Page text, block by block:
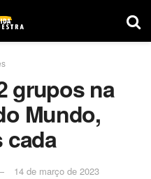
grupos na
Mundo,
cada
14 de março de 2023